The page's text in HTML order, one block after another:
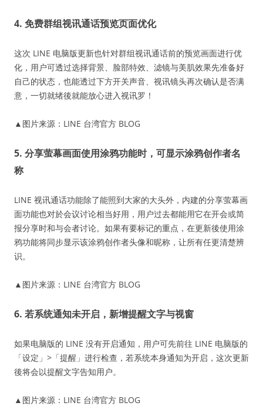
4. 免费群组视讯通话预览页面优化
这次 LINE 电脑版更新也针对群组视讯通话前的预览画面进行优
化，用户可透过选择背景、脸部特效、滤镜与美肌效果先准备好
自己的状态，也能透过下方开关声音、视讯镜头再次确认是否满
意，一切就绪後就能放心进入视讯罗！
▲图片来源：LINE 台湾官方 BLOG
5. 分享萤幕画面使用涂鸦功能时，可显示涂鸦创作者名
称
LINE 视讯通话功能除了能照到大家的大头外，内建的分享萤幕画
面功能也对於会议讨论相当好用，用户过去都能用它在开会或简
报分享时和与会者讨论。如果有要标记的重点，在更新後使用涂
鸦功能将同步显示该涂鸦创作者头像和昵称，让所有任更清楚辨
识。
▲图片来源：LINE 台湾官方 BLOG
6. 若系统通知未开启，新增提醒文字与视窗
如果电脑版的 LINE 没有开启通知，用户可先前往 LINE 电脑版的
「设定」>「提醒」进行检查，若系统本身通知为开启，这次更新
後将会以提醒文字告知用户。
▲图片来源：LINE 台湾官方 BLOG